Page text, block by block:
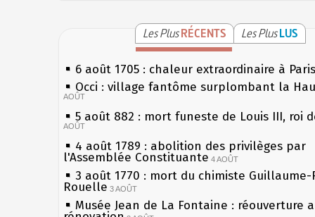
Les PlusRÉCENTS Les PlusLUS
6 août 1705 : chaleur extraordinaire à Paris
Occi : village fantôme surplombant la
AOÛT
5 août 882 : mort funeste de Louis III, roi
AOÛT
4 août 1789 : abolition des privilèges par
l'Assemblée Constituante 4 AOÛT
3 août 1770 : mort du chimiste Guillaume-
Rouelle 3 AOÛT
Musée Jean de La Fontaine : réouverture